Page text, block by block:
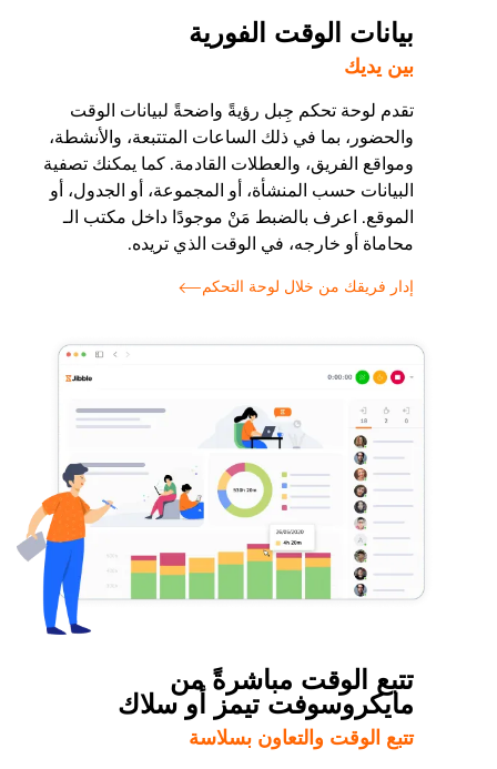
بيانات الوقت الفورية
بين يديك
تقدم لوحة تحكم جِبل رؤيةً واضحةً لبيانات الوقت
والحضور، بما في ذلك الساعات المتتبعة، والأنشطة،
ومواقع الفريق، والعطلات القادمة. كما يمكنك تصفية
البيانات حسب المنشأة، أو المجموعة، أو الجدول، أو
الموقع. اعرف بالضبط مَنْ موجودًا داخل مكتب الـ
محاماة أو خارجه، في الوقت الذي تريده.
إدار فريقك من خلال لوحة التحكم
تتبع الوقت مباشرةً من
مايكروسوفت تيمز أو سلاك
تتبع الوقت والتعاون بسلاسة